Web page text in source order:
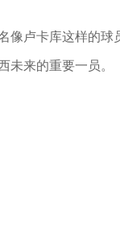
像卢卡库这样的球
未来的重要一员。